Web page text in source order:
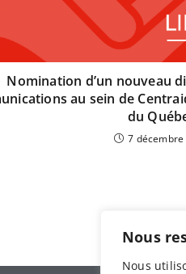
Nous
Nous
Nomination d’un nouveau
au sein de
du
7 décembre